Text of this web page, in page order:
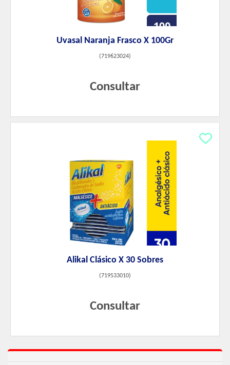
Uvasal Naranja Frasco X 100Gr
(719623024)
Consultar
Alikal Clásico X 30 Sobres
(719533010)
Consultar